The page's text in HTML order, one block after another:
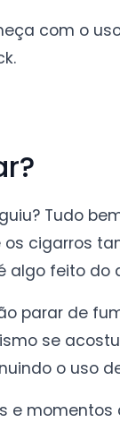
com o
Tudo
cigarros
algo feito do
parar de
se
o uso
momentos